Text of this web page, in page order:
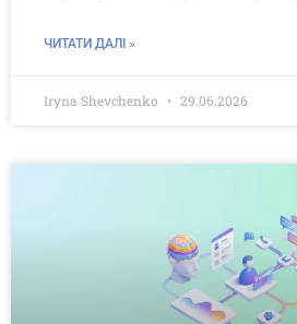
ЧИТАТИ ДАЛІ »
Iryna Shevchenko 29.06.2026